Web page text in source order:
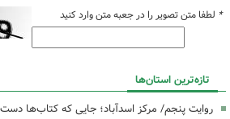
* لطفا متن تصویر را در جعبه متن وارد کنید
تازه‌ترین استان‌ها
روایت پنجم/ مرکز اسدآباد؛ جایی که کتاب‌ها